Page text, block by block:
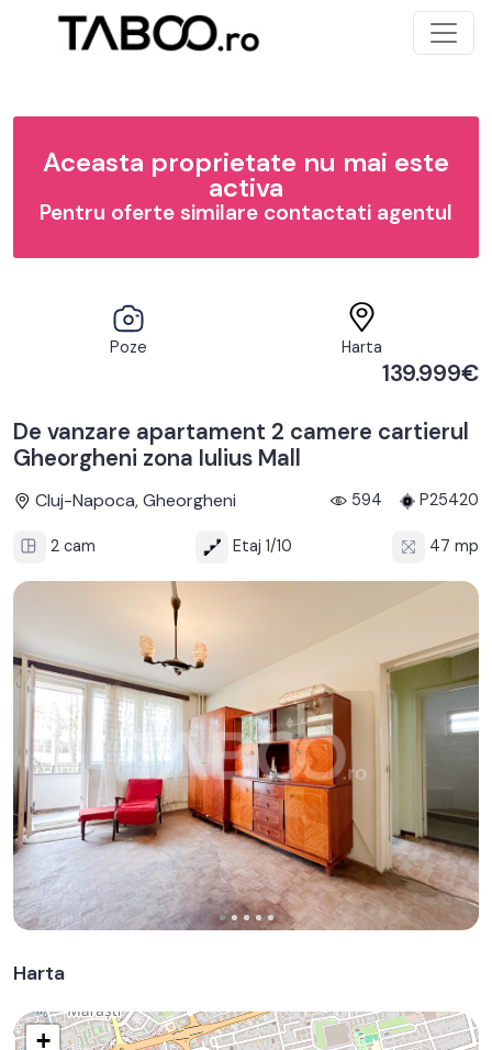
Aceasta proprietate nu mai este
activa
Pentru oferte similare contactati agentul
Poze Harta
139.999€
De vanzare apartament 2 camere cartierul
Gheorgheni zona Iulius Mall
Cluj-Napoca, Gheorgheni 594 P25420
2 cam Etaj 1/10 47 mp
Harta
+